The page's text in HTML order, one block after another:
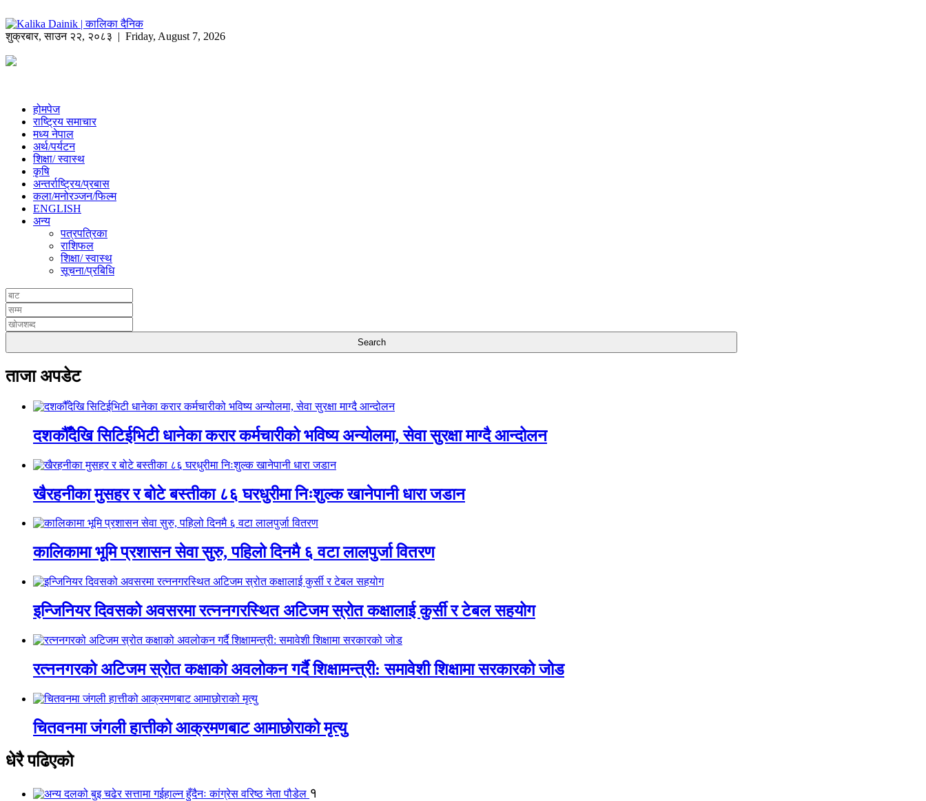
शुक्रबार,साउन २२, २०८३ | Friday, August 7, 2026
होमपेज
राष्ट्रिय समाचार
मध्य नेपाल
अर्थ/पर्यटन
शिक्षा/ स्वास्थ
कृषि
अन्तर्राष्ट्रिय/प्रबास
कला/मनोरञ्जन/फिल्म
ENGLISH
अन्य
पत्रपत्रिका
राशिफल
शिक्षा/ स्वास्थ
सूचना/प्रबिधि
ताजा अपडेट
दशकौँदेखि सिटिईभिटी धानेका करार कर्मचारीको भविष्य अन्योलमा, सेवा सुरक्षा माग्दै आन्दोलन
खैरहनीका मुसहर र बोटे बस्तीका ८६ घरधुरीमा निःशुल्क खानेपानी धारा जडान
कालिकामा भूमि प्रशासन सेवा सुरु, पहिलो दिनमै ६ वटा लालपुर्जा वितरण
इन्जिनियर दिवसको अवसरमा रत्ननगरस्थित अटिजम स्रोत कक्षालाई कुर्सी र टेबल सहयोग
रत्ननगरको अटिजम स्रोत कक्षाको अवलोकन गर्दै शिक्षामन्त्री: समावेशी शिक्षामा सरकारको जोड
चितवनमा जंगली हात्तीको आक्रमणबाट आमाछोराको मृत्यु
धेरै पढिएको
१